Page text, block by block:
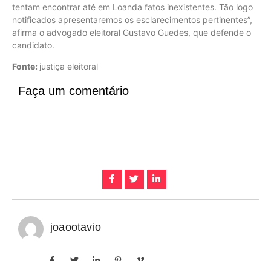
tentam encontrar até em Loanda fatos inexistentes. Tão logo
notificados apresentaremos os esclarecimentos pertinentes”,
afirma o advogado eleitoral Gustavo Guedes, que defende o
candidato.
Fonte: justiça eleitoral
Faça um comentário
joaootavio